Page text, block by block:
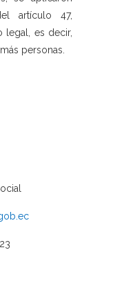
artículo 47,
legal, es decir,
personas.